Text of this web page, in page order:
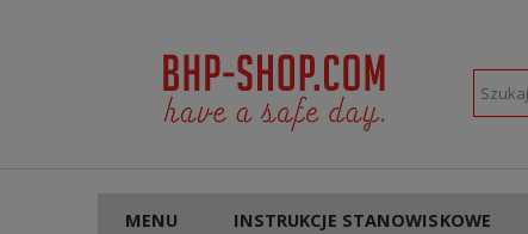
MENU INSTRUKCJE STANOWISKOWE